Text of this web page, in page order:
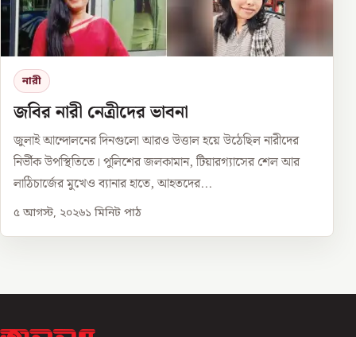
নারী
জবির নারী নেত্রীদের ভাবনা
জুলাই আন্দোলনের দিনগুলো আরও উত্তাল হয়ে উঠেছিল নারীদের
নির্ভীক উপস্থিতিতে। পুলিশের জলকামান, টিয়ারগ্যাসের শেল আর
লাঠিচার্জের মুখেও ব্যানার হাতে, আহতদের...
৫ আগস্ট, ২০২৬১ মিনিট পাঠ